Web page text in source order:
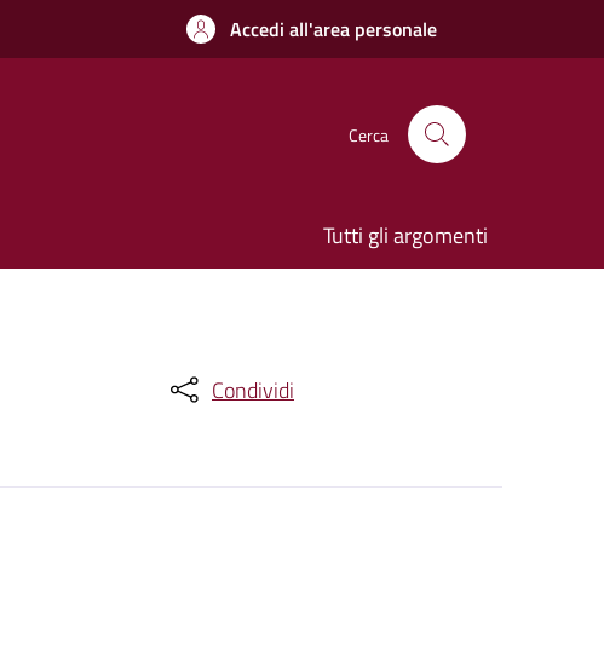
Accedi all'area personale
Cerca
Tutti gli argomenti
Condividi